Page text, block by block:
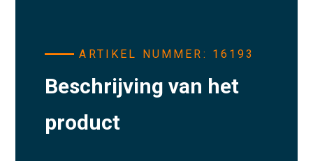
ARTIKEL NUMMER: 16193
Beschrijving van het
product